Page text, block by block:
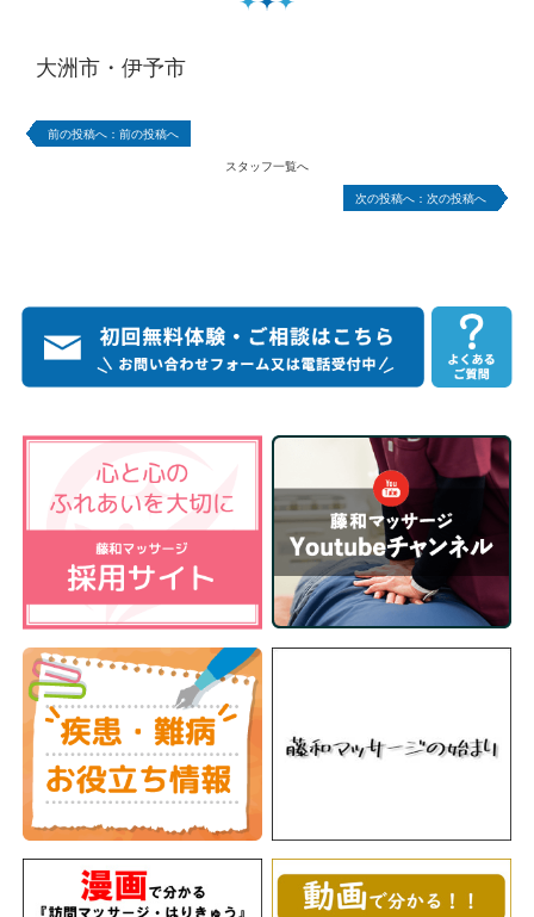
大洲市・伊予市
前の投稿へ
スタッフ一覧へ
次の投稿へ